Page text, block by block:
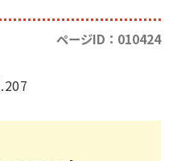
ページID：010424